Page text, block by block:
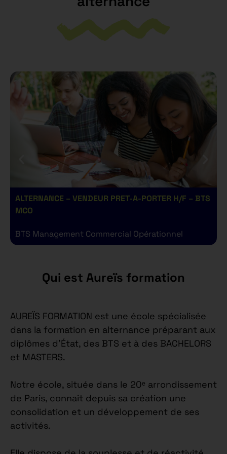
ALTERNANCE – VENDEUR PRET-A-PORTER H/F – BTS
MCO
BTS Management Commercial Opérationnel
Qui est Aureïs formation
AUREÏS FORMATION est une école spécialisée
dans la formation en alternance préparant aux
diplômes d’État, des BTS et à des BACHELORS
et MASTERS.
Notre école, située dans le 20ᵉ arrondissement
de Paris, connait depuis sa création une
consolidation et un développement de ses
activités.